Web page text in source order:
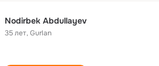
Nodirbek Abdullayev
35 лет,Gurlan